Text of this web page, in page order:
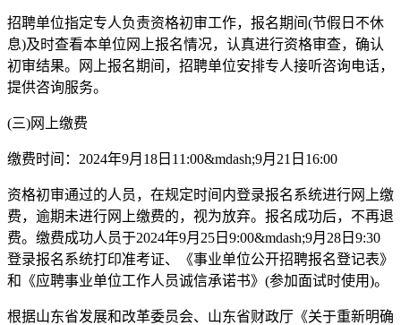
招聘单位指定专人负责资格初审工作，报名期间(节假日不休
息)及时查看本单位网上报名情况，认真进行资格审查，确认
初审结果。网上报名期间，招聘单位安排专人接听咨询电话，
提供咨询服务。
(三)网上缴费
缴费时间：2024年9月18日11:00&mdash;9月21日16:00
资格初审通过的人员，在规定时间内登录报名系统进行网上缴
费，逾期未进行网上缴费的，视为放弃。报名成功后，不再退
费。缴费成功人员于2024年9月25日9:00&mdash;9月28日9:30
登录报名系统打印准考证、《事业单位公开招聘报名登记表》
和《应聘事业单位工作人员诚信承诺书》(参加面试时使用)。
根据山东省发展和改革委员会、山东省财政厅《关于重新明确